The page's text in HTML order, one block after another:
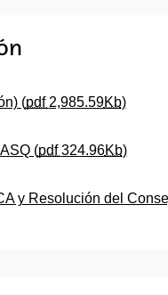
(pdf 2,985.59Kb)
(pdf324.96Kb)
y Resolución del